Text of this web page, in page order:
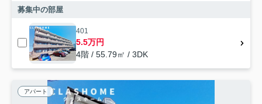
募集中の部屋
401
5.5万円
4階 / 55.79㎡ / 3DK
アパート